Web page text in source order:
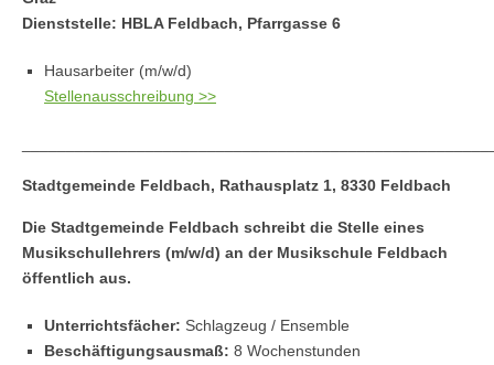
Dienststelle: HBLA Feldbach, Pfarrgasse 6
Hausarbeiter (m/w/d)
Stellenausschreibung >>
Stadtgemeinde Feldbach, Rathausplatz 1, 8330 Feldbach
Die Stadtgemeinde Feldbach schreibt die Stelle eines
Musikschullehrers (m/w/d) an der Musikschule Feldbach
öffentlich aus.
Unterrichtsfächer: Schlagzeug / Ensemble
Beschäftigungsausmaß: 8 Wochenstunden